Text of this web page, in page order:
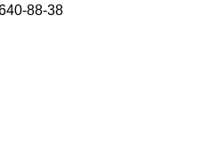
88-38